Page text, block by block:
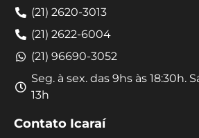
(21) 2620-3013
(21) 2622-6004
(21) 96690-3052
Seg. à sex. das 9hs às 18:30h.
13h
Contato Icaraí